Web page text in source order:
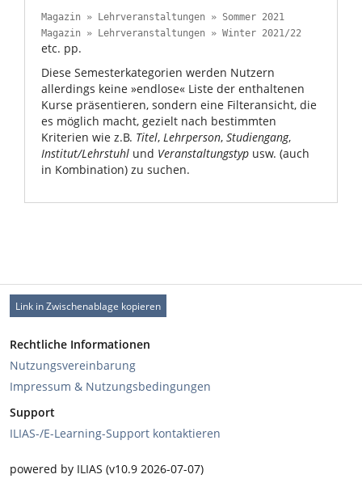
Magazin » Lehrveranstaltungen » Sommer 2021
Magazin » Lehrveranstaltungen » Winter 2021/22
etc. pp.
Diese Semesterkategorien werden Nutzern
allerdings keine »endlose« Liste der enthaltenen
Kurse präsentieren, sondern eine Filteransicht, die
es möglich macht, gezielt nach bestimmten
Kriterien wie z.B. Titel, Lehrperson, Studiengang,
Institut/Lehrstuhl und Veranstaltungstyp usw. (auch
in Kombination) zu suchen.
Link in Zwischenablage kopieren
Rechtliche Informationen
Nutzungsvereinbarung
Impressum & Nutzungsbedingungen
Support
ILIAS-/E-Learning-Support kontaktieren
powered by ILIAS (v10.9 2026-07-07)